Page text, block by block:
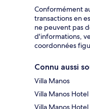
Conformément
transactions en
ne peuvent pas
d'informations,
coordonnées
Connu aussi
Villa Manos
Villa Manos Hotel
Villa Manos